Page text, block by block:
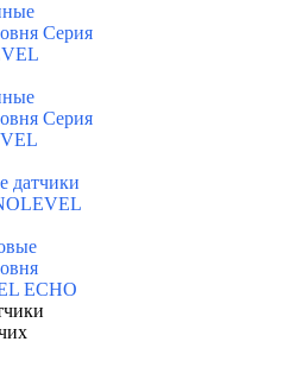
Серия
Серия
датчики
ECHO